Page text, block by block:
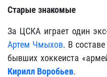
Старые знакомые
За ЦСКА играет один
Артем Чмыхов. В
бывших хоккеиста
Кирилл Воробьев.